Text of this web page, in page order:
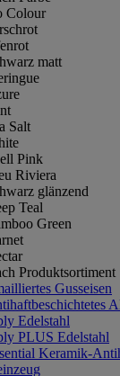
Colour
matt
Salt
Pink
Riviera
glänzend
Teal
Green
Produktsortiment
Gusseisen
Edelstahl
PLUS Edelstahl
Keramik-